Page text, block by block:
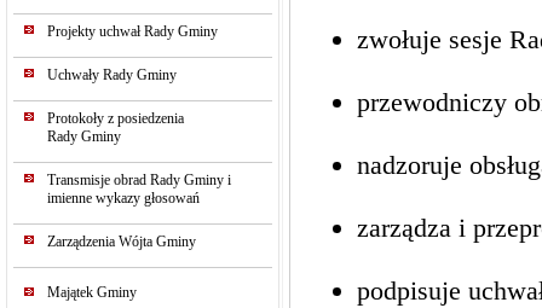
Projekty uchwał Rady Gminy
Uchwały Rady Gminy
Protokoły z posiedzenia
Rady Gminy
Transmisje obrad Rady Gminy i
imienne wykazy głosowań
Zarządzenia Wójta Gminy
Majątek Gminy
zwołuje sesje
przewodniczy
nadzoruje
zarządza i
podpisuje